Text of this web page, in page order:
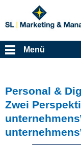
Menü
Personal &
Zwei